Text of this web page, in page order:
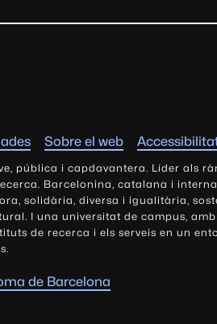
Sobre el web
pública i capdavantera. Líder als
Barcelonina, catalana i
solidària, diversa i igualitària,
I una universitat de campus, amb
de recerca i els serveis en un
de Barcelona